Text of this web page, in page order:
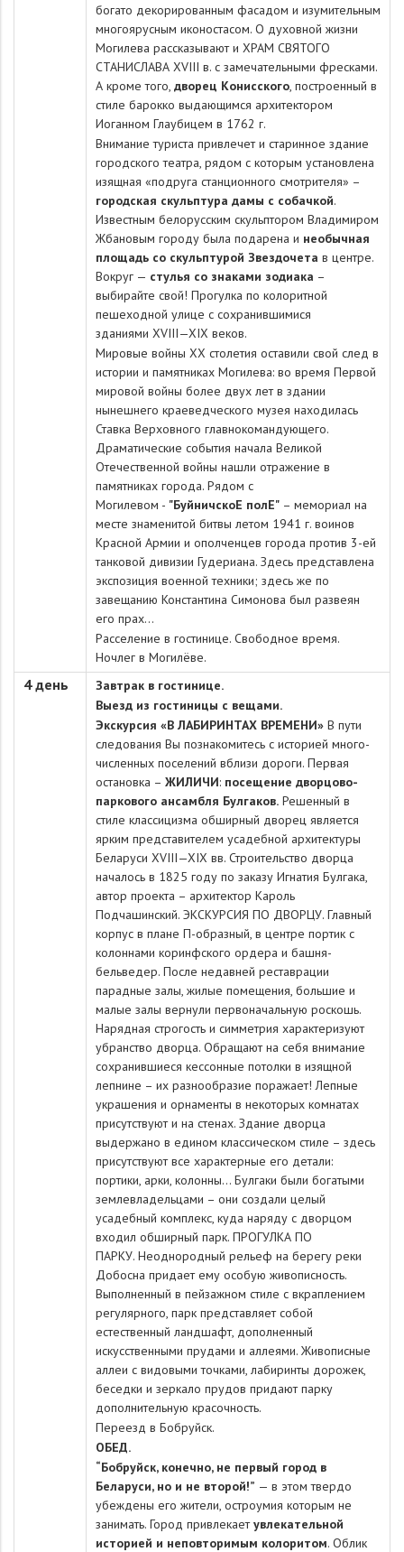
богато декорированным фасадом и изумительным
многоярусным иконостасом. О духовной жизни
Могилева рассказывают и ХРАМ СВЯТОГО
СТАНИСЛАВА XVIII в. с замечательными фресками.
А кроме того, дворец Конисского, построенный в
стиле барокко выдающимся архитектором
Иоганном Глаубицем в 1762 г.
Внимание туриста привлечет и старинное здание
городского театра, рядом с которым установлена
изящная «подруга станционного смотрителя» –
городская скульптура дамы с собачкой.
Известным белорусским скульптором Владимиром
Жбановым городу была подарена и необычная
площадь со скульптурой Звездочета в центре.
Вокруг — стулья со знаками зодиака –
выбирайте свой! Прогулка по колоритной
пешеходной улице с сохранившимися
зданиями XVIII—XIX веков.
Мировые войны ХХ столетия оставили свой след в
истории и памятниках Могилева: во время Первой
мировой войны более двух лет в здании
нынешнего краеведческого музея находилась
Ставка Верховного главнокомандующего.
Драматические события начала Великой
Отечественной войны нашли отражение в
памятниках города. Рядом с
Могилевом - "БуйничскоЕ полЕ" – мемориал на
месте знаменитой битвы летом 1941 г. воинов
Красной Армии и ополченцев города против 3-ей
танковой дивизии Гудериана. Здесь представлена
экспозиция военной техники; здесь же по
завещанию Константина Симонова был развеян
его прах…
Расселение в гостинице. Свободное время.
Ночлег в Могилёве.
4 день
Завтрак в гостинице.
Выезд из гостиницы с вещами.
Экскурсия «В ЛАБИРИНТАХ ВРЕМЕНИ» В пу­ти
следования Вы по­зна­ко­ми­тесь с ис­то­ри­ей мно­го­
чис­лен­ных поселений вбли­зи до­ро­ги. Первая
остановка – ЖИЛИЧИ: посещение дворцово-
паркового ансамбля Булгаков. Решенный в
стиле классицизма обширный дворец является
ярким представителем усадебной архитектуры
Беларуси XVIII—XIX вв. Строительство дворца
началось в 1825 году по заказу Игнатия Булгака,
автор проекта – архитектор Кароль
Подчашинский. ЭКСКУРСИЯ ПО ДВОРЦУ. Главный
корпус в плане П-образный, в центре портик с
колоннами коринфского ордера и башня-
бельведер. После недавней реставрации
парадные залы, жилые помещения, большие и
малые залы вернули первоначальную роскошь.
Нарядная строгость и симметрия характеризуют
убранство дворца. Обращают на себя внимание
сохранившиеся кессонные потолки в изящной
лепнине – их разнообразие поражает! Лепные
украшения и орнаменты в некоторых комнатах
присутствуют и на стенах. Здание дворца
выдержано в едином классическом стиле – здесь
присутствуют все характерные его детали:
портики, арки, колонны… Булгаки были богатыми
землевладельцами – они создали целый
усадебный комплекс, куда наряду с дворцом
входил обширный парк. ПРОГУЛКА ПО
ПАРКУ. Неоднородный рельеф на берегу реки
Добосна придает ему особую живописность.
Выполненный в пейзажном стиле с вкраплением
регулярного, парк представляет собой
естественный ландшафт, дополненный
искусственными прудами и аллеями. Живописные
аллеи с видовыми точками, лабиринты дорожек,
беседки и зеркало прудов придают парку
дополнительную красочность.
Переезд в Бобруйск.
ОБЕД.
“Бобруйск, конечно, не первый город в
Беларуси, но и не второй!” — в этом твердо
убеждены его жители, остроумия которым не
занимать. Город привлекаетувлекательной
историей и неповторимым колоритом. Облик